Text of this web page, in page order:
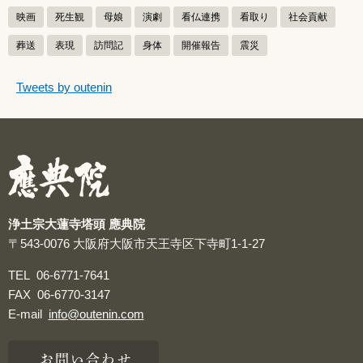
映画 死生観 母娘 演劇 看仏連携 看取り 社会貢献
葬送 表現 訪問記 身体 開催報告 震災
つぶやき
つぶやきをスキップする
Tweets by outenin
浄土宗大蓮寺塔頭 應典院
〒543-0076 大阪府大阪市天王寺区下寺町1-1-27
TEL 06-6771-7641
FAX 06-6770-3147
E-mail info@outenin.com
お問い合わせ